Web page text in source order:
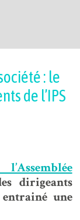
: le
de l’IPS
dirigeants
une